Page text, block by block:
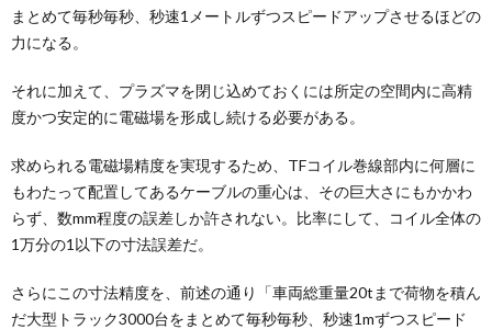
まとめて毎秒毎秒、秒速1メートルずつスピードアップさせるほどの
力になる。
それに加えて、プラズマを閉じ込めておくには所定の空間内に高精
度かつ安定的に電磁場を形成し続ける必要がある。
求められる電磁場精度を実現するため、TFコイル巻線部内に何層に
もわたって配置してあるケーブルの重心は、その巨大さにもかかわ
らず、数mm程度の誤差しか許されない。比率にして、コイル全体の
1万分の1以下の寸法誤差だ。
さらにこの寸法精度を、前述の通り「車両総重量20tまで荷物を積ん
だ大型トラック3000台をまとめて毎秒毎秒、秒速1mずつスピード